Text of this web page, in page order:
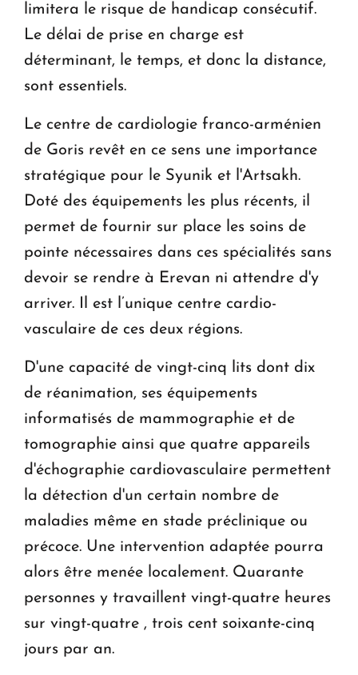
limitera le risque de handicap consécutif.
Le délai de prise en charge est
déterminant, le temps, et donc la distance,
sont essentiels.
Le centre de cardiologie franco-arménien
de Goris revêt en ce sens une importance
stratégique pour le Syunik et l'Artsakh.
Doté des équipements les plus récents, il
permet de fournir sur place les soins de
pointe nécessaires dans ces spécialités sans
devoir se rendre à Erevan ni attendre d'y
arriver. Il est l’unique centre cardio-
vasculaire de ces deux régions.
D'une capacité de vingt-cinq lits dont dix
de réanimation, ses équipements
informatisés de mammographie et de
tomographie ainsi que quatre appareils
d'échographie cardiovasculaire permettent
la détection d'un certain nombre de
maladies même en stade préclinique ou
précoce. Une intervention adaptée pourra
alors être menée localement. Quarante
personnes y travaillent vingt-quatre heures
sur vingt-quatre , trois cent soixante-cinq
jours par an.